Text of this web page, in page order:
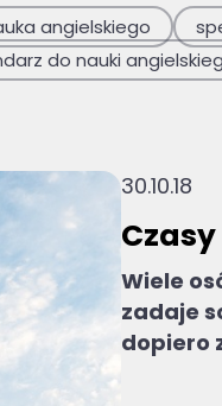
angielskiego
do nauki
30.10.18
Wiele
zadaje
dopiero